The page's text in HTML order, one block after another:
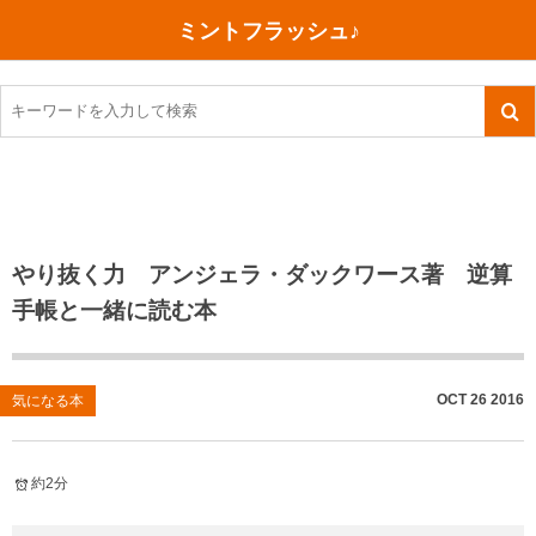
ミントフラッシュ♪
やり抜く力 アンジェラ・ダックワース著 逆算
手帳と一緒に読む本
気になる本 OCT 26 2016
約2分
TOEIC感想・結果
TOEIC800点への道
TOEIC（作戦・ノウハウなど）
TOEIC700点への道
英単語
今日買った本
ご朱印帳めぐり
川越（埼玉県）
沖縄
神戸
行ってきたあれこれ
ファスティング
コスメ
ダイエット
健康あれこれ
美容あれこれ
食べ物
今日の一枚
月、星、宇宙